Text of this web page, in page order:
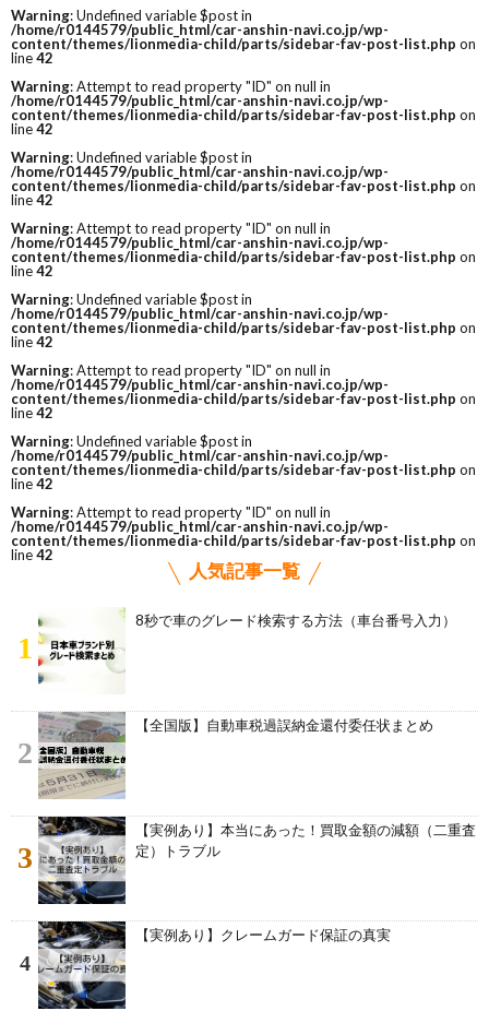
Warning: Undefined variable $post in
/home/r0144579/public_html/car-anshin-navi.co.jp/wp-
content/themes/lionmedia-child/parts/sidebar-fav-post-list.php on
line42
Warning: Attempt to read property "ID" on null in
/home/r0144579/public_html/car-anshin-navi.co.jp/wp-
content/themes/lionmedia-child/parts/sidebar-fav-post-list.php on
line42
Warning: Undefined variable $post in
/home/r0144579/public_html/car-anshin-navi.co.jp/wp-
content/themes/lionmedia-child/parts/sidebar-fav-post-list.php on
line42
Warning: Attempt to read property "ID" on null in
/home/r0144579/public_html/car-anshin-navi.co.jp/wp-
content/themes/lionmedia-child/parts/sidebar-fav-post-list.php on
line42
Warning: Undefined variable $post in
/home/r0144579/public_html/car-anshin-navi.co.jp/wp-
content/themes/lionmedia-child/parts/sidebar-fav-post-list.php on
line42
Warning: Attempt to read property "ID" on null in
/home/r0144579/public_html/car-anshin-navi.co.jp/wp-
content/themes/lionmedia-child/parts/sidebar-fav-post-list.php on
line42
Warning: Undefined variable $post in
/home/r0144579/public_html/car-anshin-navi.co.jp/wp-
content/themes/lionmedia-child/parts/sidebar-fav-post-list.php on
line42
Warning: Attempt to read property "ID" on null in
/home/r0144579/public_html/car-anshin-navi.co.jp/wp-
content/themes/lionmedia-child/parts/sidebar-fav-post-list.php on
line42
人気記事一覧
1
8秒で車のグレード検索する方法（車台番号入力）
2
【全国版】自動車税過誤納金還付委任状まとめ
3
【実例あり】本当にあった！買取金額の減額（二重査
定）トラブル
4
【実例あり】クレームガード保証の真実